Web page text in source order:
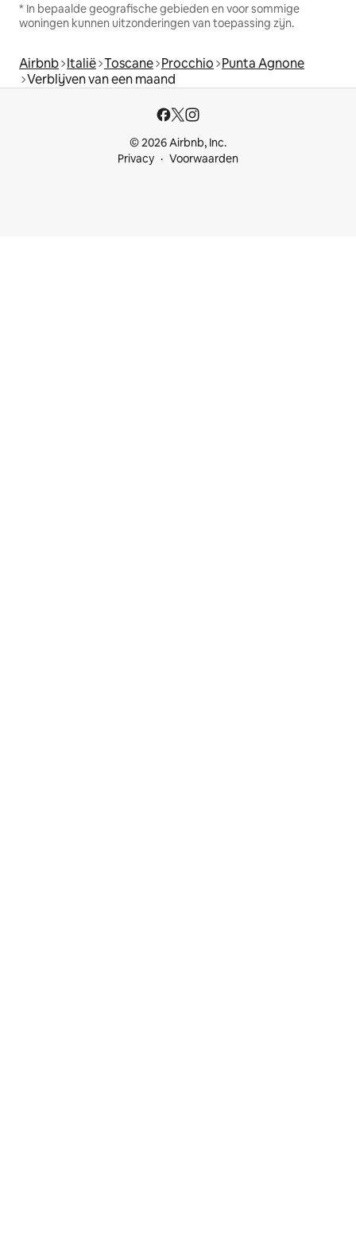
* In bepaalde geografische gebieden en voor sommige
woningen kunnen uitzonderingen van toepassing zijn.
Airbnb Italië Toscane Procchio Punta Agnone
Verblijven van een maand
© 2026 Airbnb, Inc.
Privacy
Voorwaarden